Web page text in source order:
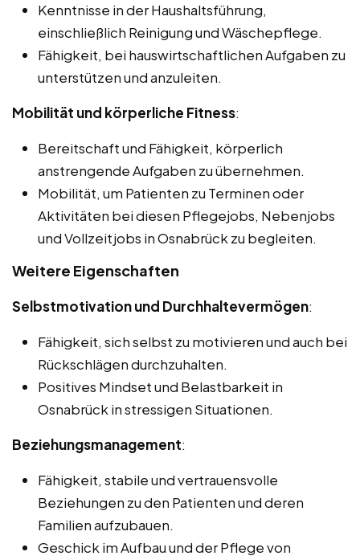
Kenntnisse in der Haushaltsführung,
einschließlich Reinigung und Wäschepflege.
Fähigkeit, bei hauswirtschaftlichen Aufgaben zu
unterstützen und anzuleiten.
Mobilität und körperliche Fitness:
Bereitschaft und Fähigkeit, körperlich
anstrengende Aufgaben zu übernehmen.
Mobilität, um Patienten zu Terminen oder
Aktivitäten bei diesen Pflegejobs, Nebenjobs
und Vollzeitjobs in Osnabrück zu begleiten.
Weitere Eigenschaften
Selbstmotivation und Durchhaltevermögen:
Fähigkeit, sich selbst zu motivieren und auch bei
Rückschlägen durchzuhalten.
Positives Mindset und Belastbarkeit in
Osnabrück in stressigen Situationen.
Beziehungsmanagement:
Fähigkeit, stabile und vertrauensvolle
Beziehungen zu den Patienten und deren
Familien aufzubauen.
Geschick im Aufbau und der Pflege von